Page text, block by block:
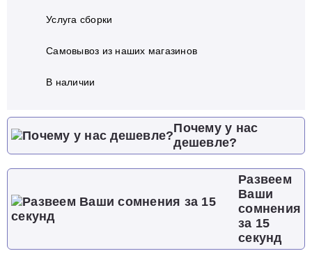
Услуга сборки
Самовывоз из наших магазинов
В наличии
Почему у нас
дешевле?
Развеем
Ваши
сомнения
за 15
секунд